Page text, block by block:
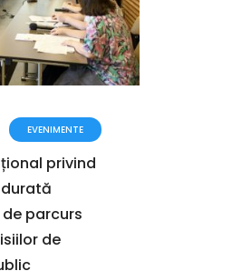
EVENIMENTE
privind
parcurs
de